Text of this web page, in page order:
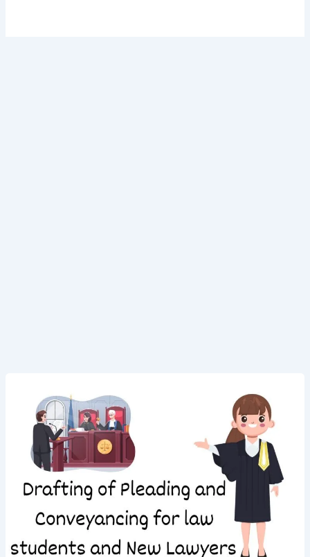
Pleading
and
Conveyancing
For
Law
Students
Lawyer